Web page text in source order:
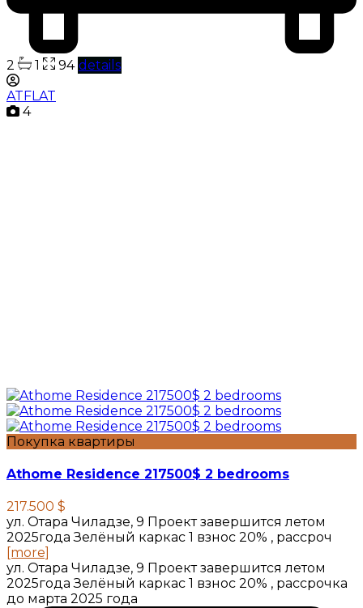
2 1 94 details
ATFLAT
4
Покупка квартиры
Athome Residence 217500$ 2 bedrooms
217.500 $
ул. Отара Чиладзе, 9 Проект завершится летом
2025года Зелёный каркас 1 взнос 20% , рассроч
[more]
ул. Отара Чиладзе, 9 Проект завершится летом
2025года Зелёный каркас 1 взнос 20% , рассрочка
до марта 2025 года